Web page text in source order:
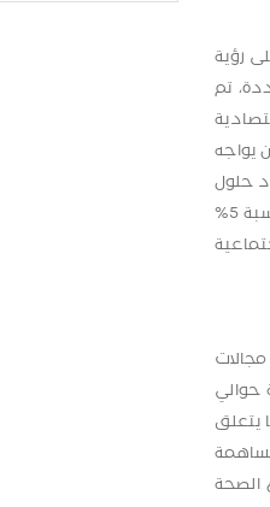
رؤية
تم
يواجه
حلول
للبطالة. كاشفا في الوقت ذاته عن زيادة البنك لقيم مساهماته المجتمعية خلال العام 2012 عن رقم العام 2011 والذي وصل الى بنسبة 5%
مجالات
حوالي
واستفادت منها 9 شركات، أما فيما يتعلق
بلغت نسبة مساهمة
عبر مساهمتها في دعم 23 جهة، وقطاع الصحة